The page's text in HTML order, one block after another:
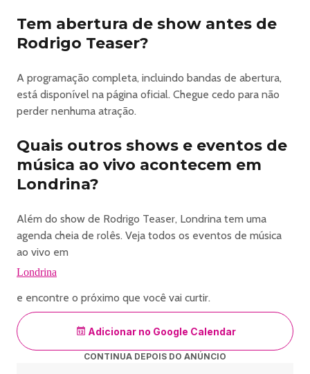
Tem abertura de show antes de
Rodrigo Teaser?
A programação completa, incluindo bandas de abertura,
está disponível na página oficial. Chegue cedo para não
perder nenhuma atração.
Quais outros shows e eventos de
música ao vivo acontecem em
Londrina?
Além do show de Rodrigo Teaser, Londrina tem uma
agenda cheia de rolês. Veja todos os eventos de música
ao vivo em
Londrina
e encontre o próximo que você vai curtir.
Adicionar no Google Calendar
CONTINUA DEPOIS DO ANÚNCIO